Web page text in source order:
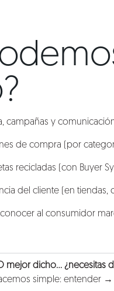
campañas y
de compra (por
recicladas (con Buyer
del cliente (en tiendas,
al consumidor
mejor dicho… ¿necesitas
simple: entender